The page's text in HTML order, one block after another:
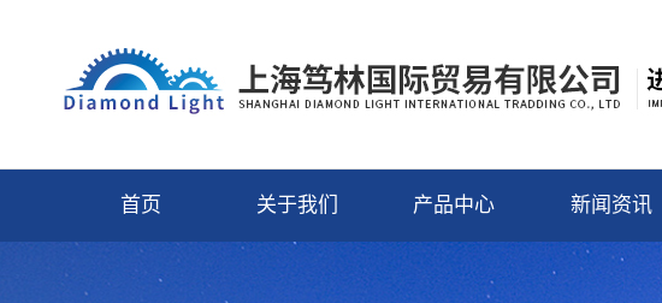
首页 关于我们 产品中心 新闻资讯